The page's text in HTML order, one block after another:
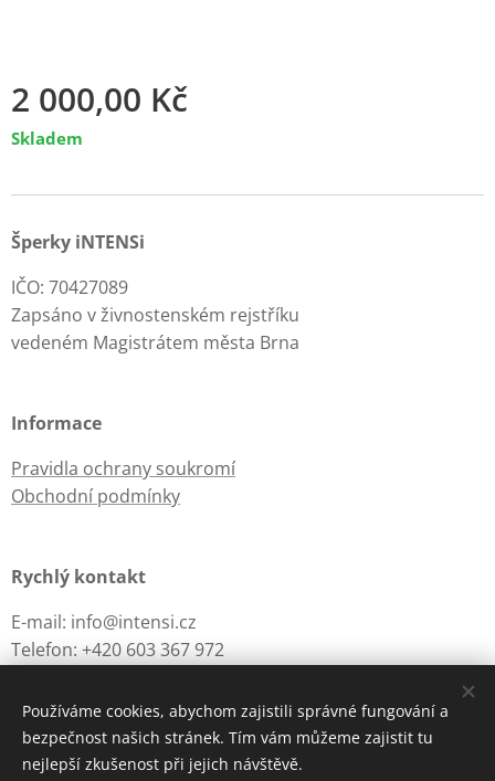
2 000,00 Kč
Skladem
Šperky iNTENSi
IČO: 70427089
Zapsáno v živnostenském rejstříku
vedeném Magistrátem města Brna
Informace
Pravidla ochrany soukromí
Obchodní podmínky
Rychlý kontakt
E-mail: info@intensi.cz
Telefon: +420 603 367 972
iNTENSi.cz © 2024 Cookies
Používáme cookies, abychom zajistili správné fungování a
bezpečnost našich stránek. Tím vám můžeme zajistit tu
nejlepší zkušenost při jejich návštěvě.